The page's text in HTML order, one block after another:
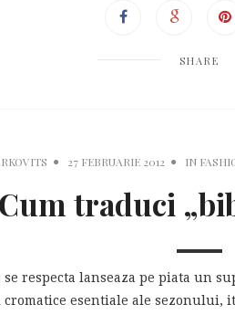
SHARE
27 FEBRUARIE 2012 IN
Cum traduci
respecta lanseaza pe piata un
esentiale ale sezonului,